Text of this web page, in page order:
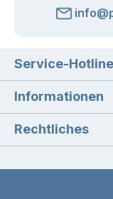
Service-Hotline
Informationen
Rechtliches